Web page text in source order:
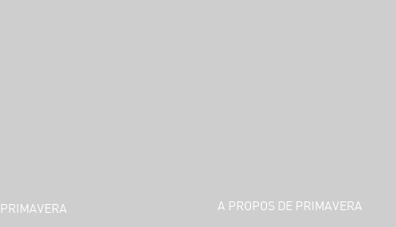
PRIMAVERA
A PROPOS DE PRIMAVERA